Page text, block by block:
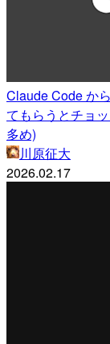
Claude Code か
てもらうとチョ
多め)
川原征大
2026.02.17